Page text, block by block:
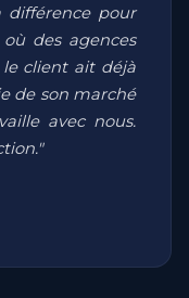
différence pour
des agences
client ait déjà
de son marché
avec nous.